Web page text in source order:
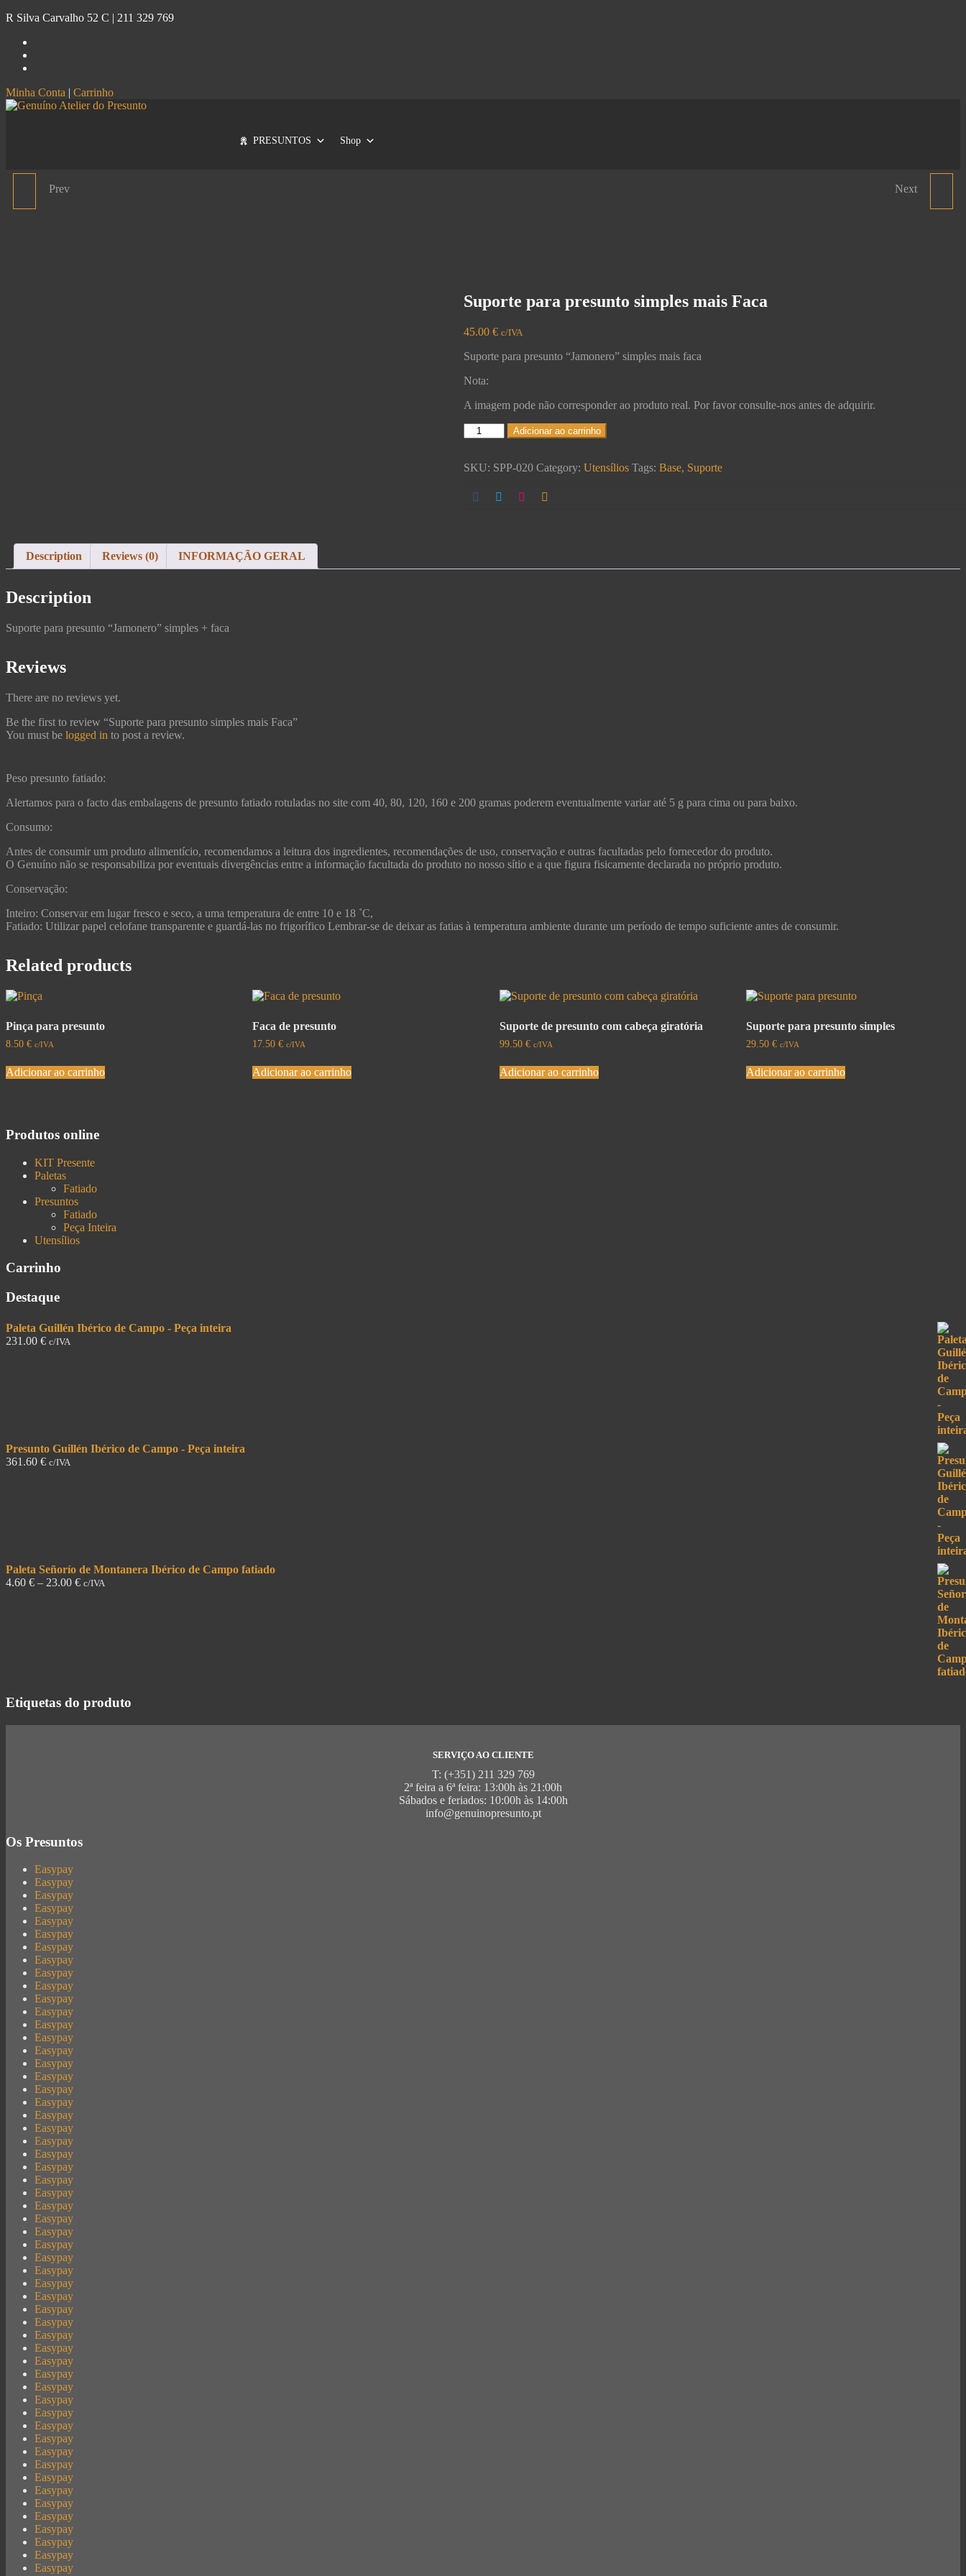
R Silva Carvalho 52 C | 211 329 769
Minha Conta | Carrinho
PRESUNTOS Shop
Prev FACA DE PRESUNTO
Next
Suporte para presunto simples mais Faca
45.00€ c/IVA
Suporte para presunto “Jamonero” simples mais faca
Nota:
A imagem pode não corresponder ao produto real. Por favor consulte-nos antes de adquirir.
Adicionar ao carrinho
SKU: SPP-020 Category:Utensílios Tags:Base, Suporte
Description Reviews (0) INFORMAÇÃO GERAL
Description
Suporte para presunto “Jamonero” simples + faca
Reviews
There are no reviews yet.
Be the first to review “Suporte para presunto simples mais Faca”
You must be logged in to post a review.
Peso presunto fatiado:
Alertamos para o facto das embalagens de presunto fatiado rotuladas no site com 40, 80, 120, 160 e 200 gramas poderem eventualmente variar até 5 g para cima ou para baixo.
Consumo:
Antes de consumir um produto alimentício, recomendamos a leitura dos ingredientes, recomendações de uso, conservação e outras facultadas pelo fornecedor do produto.
O Genuíno não se responsabiliza por eventuais divergências entre a informação facultada do produto no nosso sítio e a que figura fisicamente declarada no próprio produto.
Conservação:
Inteiro: Conservar em lugar fresco e seco, a uma temperatura de entre 10 e 18 ˚C,
Fatiado: Utilizar papel celofane transparente e guardá-las no frigorífico Lembrar-se de deixar as fatias à temperatura ambiente durante um período de tempo suficiente antes de consumir.
Related products
Pinça para presunto
8.50 € c/IVA
Adicionar ao carrinho
Faca de presunto
17.50€ c/IVA
Adicionar ao carrinho
Suporte de presunto com cabeça giratória
99.50 € c/IVA
Adicionar ao carrinho
Suporte para presunto simples
29.50 € c/IVA
Adicionar ao carrinho
Produtos online
KIT Presente
Paletas
Fatiado
Presuntos
Fatiado
Peça Inteira
Utensílios
Carrinho
Destaque
Paleta Guillén Ibérico de Campo - Peça inteira
231.00 € c/IVA
Presunto Guillén Ibérico de Campo - Peça inteira
361.60 € c/IVA
Paleta Señorío de Montanera Ibérico de Campo fatiado
4.60 € – 23.00 € c/IVA
Etiquetas do produto
SERVIÇO AO CLIENTE
T: (+351) 211 329 769
2ª feira a 6ª feira: 13:00h às 21:00h
Sábados e feriados: 10:00h às 14:00h
info@genuinopresunto.pt
Os Presuntos
Easypay
Easypay
Easypay
Easypay
Easypay
Easypay
Easypay
Easypay
Easypay
Easypay
Easypay
Easypay
Easypay
Easypay
Easypay
Easypay
Easypay
Easypay
Easypay
Easypay
Easypay
Easypay
Easypay
Easypay
Easypay
Easypay
Easypay
Easypay
Easypay
Easypay
Easypay
Easypay
Easypay
Easypay
Easypay
Easypay
Easypay
Easypay
Easypay
Easypay
Easypay
Easypay
Easypay
Easypay
Easypay
Easypay
Easypay
Easypay
Easypay
Easypay
Easypay
Easypay
Easypay
Easypay
Easypay